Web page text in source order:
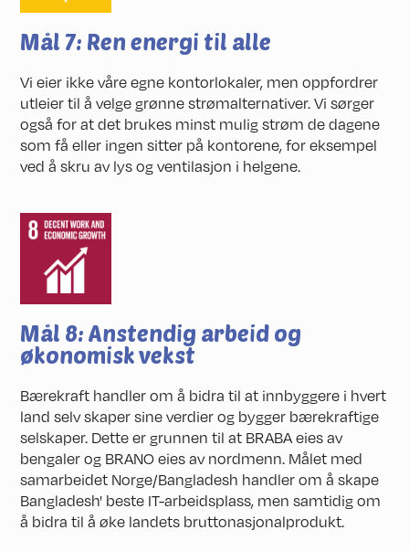
Mål 7: Ren energi til alle
Vi eier ikke våre egne kontorlokaler, men oppfordrer
utleier til å velge grønne strømalternativer. Vi sørger
også for at det brukes minst mulig strøm de dagene
som få eller ingen sitter på kontorene, for eksempel
ved å skru av lys og ventilasjon i helgene.
Mål 8: Anstendig arbeid og
økonomisk vekst
Bærekraft handler om å bidra til at innbyggere i hvert
land selv skaper sine verdier og bygger bærekraftige
selskaper. Dette er grunnen til at BRABA eies av
bengaler og BRANO eies av nordmenn. Målet med
samarbeidet Norge/Bangladesh handler om å skape
Bangladesh' beste IT-arbeidsplass, men samtidig om
å bidra til å øke landets bruttonasjonalprodukt.